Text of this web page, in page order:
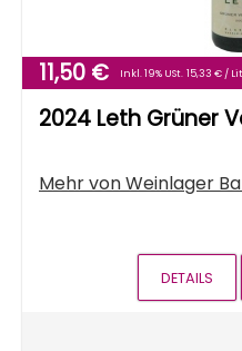
11,50 € Inkl. 19% USt. 15,33 € /
2024 Leth Grüner
Mehr vonWeinlager
DETAILS